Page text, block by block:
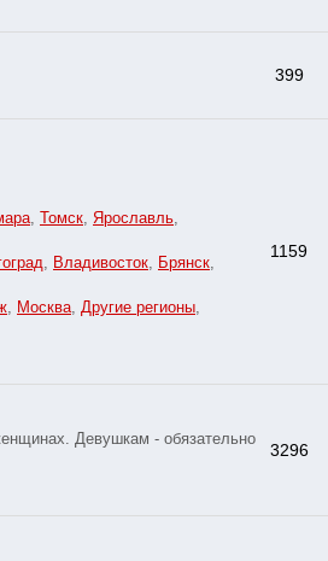
399
Томск Ярославль
Владивосток Брянск
Москва Другие регионы
1159
Девушкам - обязательно
3296